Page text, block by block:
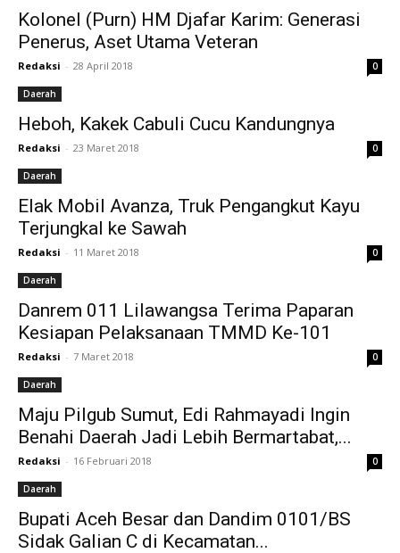
Kolonel (Purn) HM Djafar Karim: Generasi
Penerus, Aset Utama Veteran
Redaksi - 28 April 2018 0
Daerah
Heboh, Kakek Cabuli Cucu Kandungnya
Redaksi - 23 Maret 2018 0
Daerah
Elak Mobil Avanza, Truk Pengangkut Kayu
Terjungkal ke Sawah
Redaksi - 11 Maret 2018 0
Daerah
Danrem 011 Lilawangsa Terima Paparan
Kesiapan Pelaksanaan TMMD Ke-101
Redaksi - 7 Maret 2018 0
Daerah
Maju Pilgub Sumut, Edi Rahmayadi Ingin
Benahi Daerah Jadi Lebih Bermartabat,...
Redaksi - 16 Februari 2018 0
Daerah
Bupati Aceh Besar dan Dandim 0101/BS
Sidak Galian C di Kecamatan...